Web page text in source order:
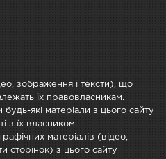
зображення і тексти), що
їх правовласникам.
які матеріали з цього сайту
з їх власником.
матеріалів (відео,
сторінок) з цього сайту